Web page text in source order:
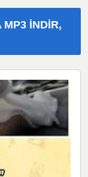
MP3 İNDIR,